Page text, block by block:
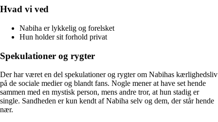
Hvad vi ved
Nabiha er lykkelig og forelsket
Hun holder sit forhold privat
Spekulationer og rygter
Der har været en del spekulationer og rygter om Nabihas kærlighedsliv
på de sociale medier og blandt fans. Nogle mener at have set hende
sammen med en mystisk person, mens andre tror, at hun stadig er
single. Sandheden er kun kendt af Nabiha selv og dem, der står hende
nær.